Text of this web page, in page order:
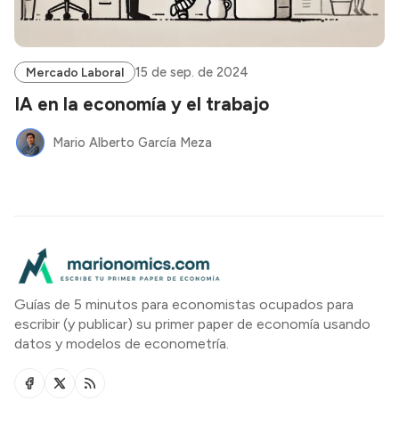
Mercado Laboral 15 de sep. de 2024
IA en la economía y el trabajo
Mario Alberto García Meza
Guías de 5 minutos para economistas ocupados para
escribir (y publicar) su primer paper de economía usando
datos y modelos de econometría.